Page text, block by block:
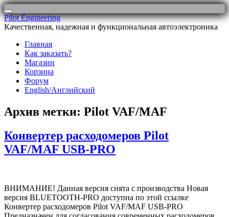
Перейти
к
Pilot Engineering
Качественная, надежная и функциональная автоэлектроника
Главная
Как заказать?
Магазин
Корзина
Форум
English/Английский
Архив метки: Pilot VAF/MAF
Конвертер расходомеров Pilot
VAF/MAF USB-PRO
ВНИМАНИЕ! Данная версия снята с производства Новая
версия BLUETOOTH-PRO доступна по этой ссылке
Конвертер расходомеров Pilot VAF/MAF USB-PRO